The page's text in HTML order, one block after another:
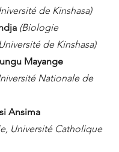
de Kinshasa)
(Biologie
de Kinshasa)
Mayange
Nationale de
Ansima
Université Catholique